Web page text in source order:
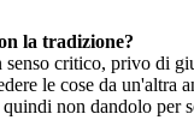
la tradizione?
critico, privo di
le cose da
non dandolo per